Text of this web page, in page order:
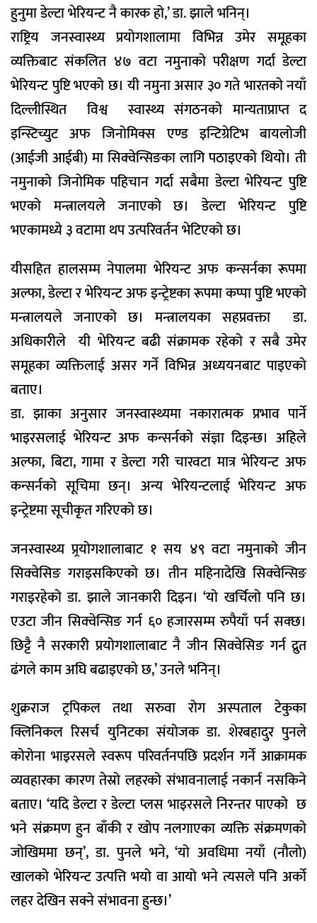
हुनुमा डेल्टा भेरियन्ट नै कारक हो,’ डा. झाले भनिन्।
राष्ट्रिय जनस्वास्थ्य प्रयोगशालामा विभिन्न उमेर समूहका
व्यक्तिबाट संकलित ४७ वटा नमुनाको परीक्षण गर्दा डेल्टा
भेरियन्ट पुष्टि भएको छ। यी नमुना असार ३० गते भारतको नयाँ
दिल्लीस्थित विश्व स्वास्थ्य संगठनको मान्यताप्राप्त द
इन्स्टिच्युट अफ जिनोमिक्स एण्ड इन्टिग्रेटिभ बायलोजी
(आईजी आईबी) मा सिक्वेन्सिङका लागि पठाइएको थियो। ती
नमुनाको जिनोमिक पहिचान गर्दा सबैमा डेल्टा भेरियन्ट पुष्टि
भएको मन्त्रालयले जनाएको छ। डेल्टा भेरियन्ट पुष्टि
भएकामध्ये ३ वटामा थप उत्परिवर्तन भेटिएको छ।
यीसहित हालसम्म नेपालमा भेरियन्ट अफ कन्सर्नका रूपमा
अल्फा, डेल्टा र भेरियन्ट अफ इन्ट्रेष्टका रूपमा कप्पा पुष्टि भएको
मन्त्रालयले जनाएको छ। मन्त्रालयका सहप्रवक्ता डा.
अधिकारीले यी भेरियन्ट बढी संक्रामक रहेको र सबै उमेर
समूहका व्यक्तिलाई असर गर्ने विभिन्न अध्ययनबाट पाइएको
बताए।
डा. झाका अनुसार जनस्वास्थ्यमा नकारात्मक प्रभाव पार्ने
भाइरसलाई भेरियन्ट अफ कन्सर्नको संज्ञा दिइन्छ। अहिले
अल्फा, बिटा, गामा र डेल्टा गरी चारवटा मात्र भेरियन्ट अफ
कन्सर्नको सूचिमा छन्। अन्य भेरियन्टलाई भेरियन्ट अफ
इन्ट्रेष्टमा सूचीकृत गरिएको छ।
जनस्वास्थ्य प्र्रयोगशालाबाट १ सय ४९ वटा नमुनाको जीन
सिक्वेसिङ गराइसकिएको छ। तीन महिनादेखि सिक्वेन्सिङ
गराइरहेको डा. झाले जानकारी दिइन। ‘यो खर्चिलो पनि छ।
एउटा जीन सिक्वेन्सिङ गर्न ६० हजारसम्म रुपैयाँ पर्न सक्छ।
छिट्टै नै सरकारी प्रयोगशालाबाट नै जीन सिक्वेसिङ गर्न द्रुत
ढंगले काम अघि बढाइएको छ,’ उनले भनिन्।
शुक्रराज ट्रपिकल तथा सरुवा रोग अस्पताल टेकुका
क्लिनिकल रिसर्च युनिटका संयोजक डा. शेरबहादुर पुनले
कोरोना भाइरसले स्वरूप परिवर्तनपछि प्रदर्शन गर्ने आक्रामक
व्यवहारका कारण तेस्रो लहरको संभावनालाई नकार्न नसकिने
बताए। ‘यदि डेल्टा र डेल्टा प्लस भाइरसले निरन्तर पाएको छ
भने संक्रमण हुन बाँकी र खोप नलगाएका व्यक्ति संक्रमणको
जोखिममा छन्’, डा. पुनले भने, ‘यो अवधिमा नयाँ (नौलो)
खालको भेरियन्ट उत्पत्ति भयो वा आयो भने त्यसले पनि अर्को
लहर देखिन सक्ने संभावना हुन्छ।’